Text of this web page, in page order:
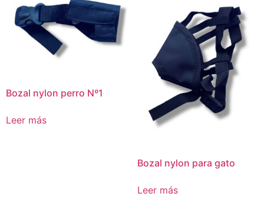
Bozal nylon perro Nº1
Leer más
Bozal nylon para gato
Leer más